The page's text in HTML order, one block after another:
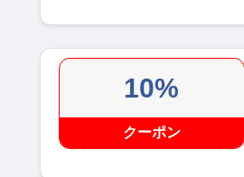
10%
クーポン